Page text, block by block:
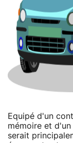
Equipé d'un
mémoire et
serait